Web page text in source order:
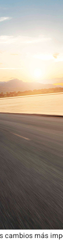
cambios más